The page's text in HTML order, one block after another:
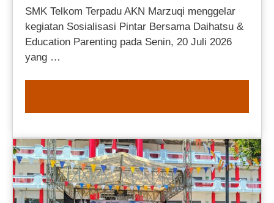
SMK Telkom Terpadu AKN Marzuqi menggelar
kegiatan Sosialisasi Pintar Bersama Daihatsu &
Education Parenting pada Senin, 20 Juli 2026
yang …